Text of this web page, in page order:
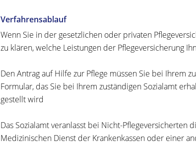
Verfahrensablauf
Wenn Sie in der gesetzlichen oder privaten
zu klären, welche Leistungen der Pflegeversicherung
Den Antrag auf Hilfe zur Pflege müssen Sie bei Ihrem
Formular, das Sie bei Ihrem zuständigen Sozialamt
gestellt wird
Das Sozialamt veranlasst bei Nicht-
Medizinischen Dienst der Krankenkassen oder einer